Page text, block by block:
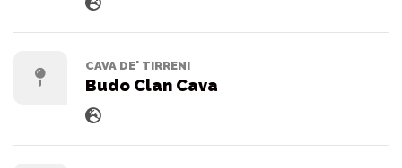
CAVA DE' TIRRENI
Budo Clan Cava